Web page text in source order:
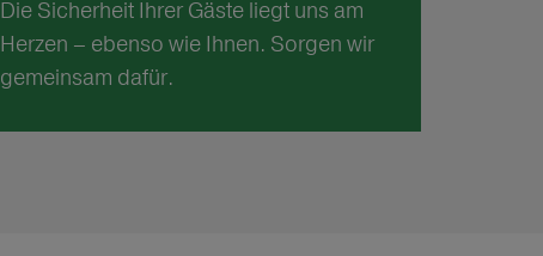
Die Sicherheit Ihrer Gäste liegt uns am
Herzen – ebenso wie Ihnen. Sorgen wir
gemeinsam dafür.